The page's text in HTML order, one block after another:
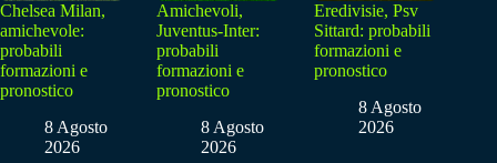
Chelsea Milan,
amichevole:
probabili
formazioni e
pronostico
8 Agosto
2026
Amichevoli,
Juventus-Inter:
probabili
formazioni e
pronostico
8 Agosto
2026
Eredivisie, Psv
Sittard: probabili
formazioni e
pronostico
8 Agosto
2026